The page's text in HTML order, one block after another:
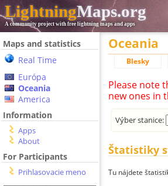
LightningMaps.org
A community project with free lightning maps and apps
Maps and statistics
Real Time
Európa
Oceania
America
Information
Apps
About
For Participants
Prihlasovacie meno
Oceania
Blesky
Please note
new ones in
Výber stanice:
Štatistiky
Tu nájdete